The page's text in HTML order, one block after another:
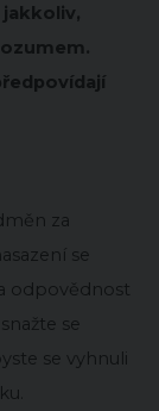
za
se
odpovědnost
se
se vyhnuli